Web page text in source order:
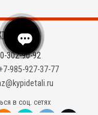
302-90-92
985-927-37-77
в соц. сетях